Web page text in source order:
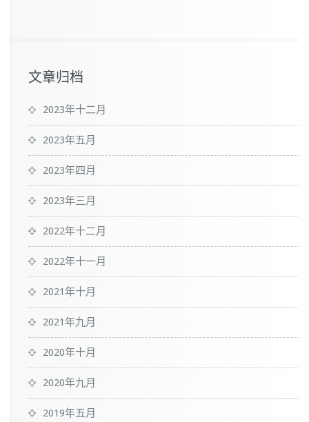
文章归档
2023年十二月
2023年五月
2023年四月
2023年三月
2022年十二月
2022年十一月
2021年十月
2021年九月
2020年十月
2020年九月
2019年五月